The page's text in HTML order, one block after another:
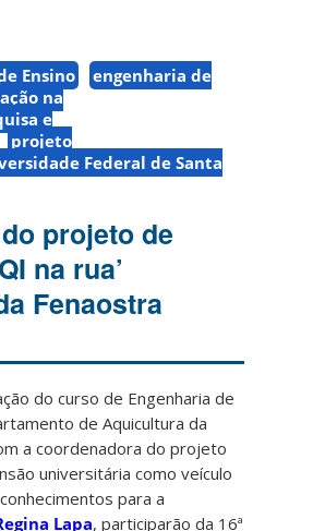
Ensino
engenharia de
na
e
projeto
Federal de Santa
projeto de
na rua’
Fenaostra
do curso de Engenharia de
de Aquicultura da
a coordenadora do projeto
universitária como veículo
para a
Lapa, participarão da 16ª